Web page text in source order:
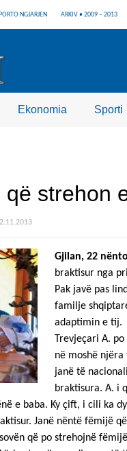
NGJARJEN ARKIV • 2009 – 2013
Ekonomia Sporti
strehon
Gjilan, 22
braktisur nga
Pak javë pas
familje
adaptimin e tij.
Trevjeçari A.
në moshë
janë të
braktisura. A. i
e baba. Ky çift, i cili ka
Janë nëntë fëmijë
që po strehojnë